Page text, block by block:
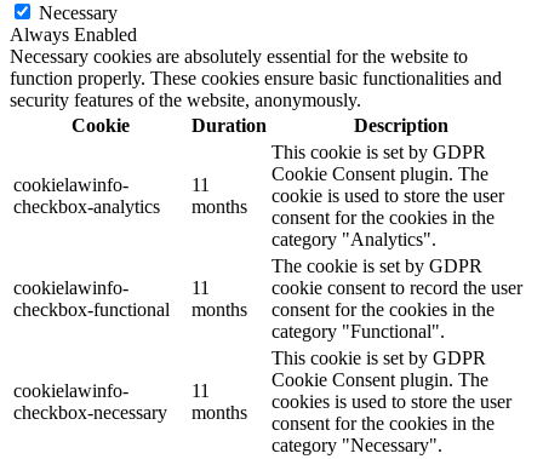
Necessary
Always Enabled
Necessary cookies are absolutely essential for the website to
function properly. These cookies ensure basic functionalities and
security features of the website, anonymously.
Cookie
Duration Description
cookielawinfo-
checkbox-analytics
11
months
This cookie is set by GDPR
Cookie Consent plugin. The
cookie is used to store the user
consent for the cookies in the
category "Analytics".
cookielawinfo-
checkbox-functional
11
months
The cookie is set by GDPR
cookie consent to record the user
consent for the cookies in the
category "Functional".
cookielawinfo-
checkbox-necessary
11
months
This cookie is set by GDPR
Cookie Consent plugin. The
cookies is used to store the user
consent for the cookies in the
category "Necessary".